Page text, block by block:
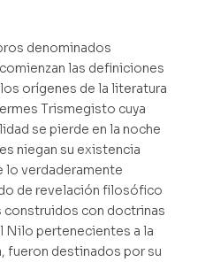
denominados
las definiciones
orígenes de la literatura
Trismegisto cuya
se pierde en la noche
niegan su existencia
lo verdaderamente
de revelación filosófico
con doctrinas
Nilo pertenecientes a la
fueron destinados por su